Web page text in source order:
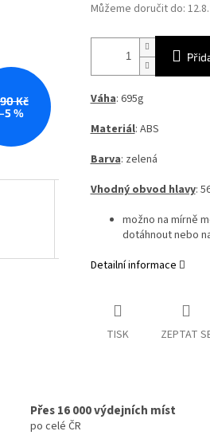
Kč
%
Můžeme doručit do:
Váha: 695g
Materiál: ABS
Barva: zelená
Vhodný obvod hlavy:
možno na mírně
dotáhnout nebo
Detailní informace
TISK ZEPTAT
Přes 16 000 výdejních míst
po celé ČR